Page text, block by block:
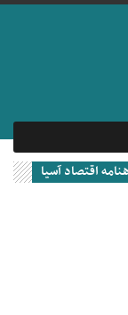
اقتصاد آسیا